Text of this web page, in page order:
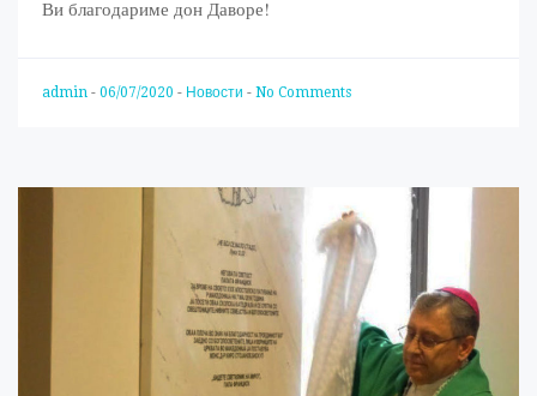
Ви благодариме дон Даворе!
admin - 06/07/2020 - Новости - No Comments